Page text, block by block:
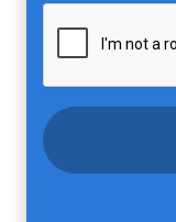
CAPTCHA